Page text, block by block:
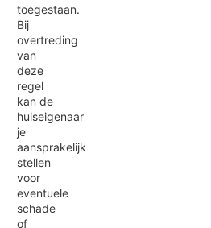
toegestaan.
Bij
overtreding
van
deze
regel
kan de
huiseigenaar
je
aansprakelijk
stellen
voor
eventuele
schade
of